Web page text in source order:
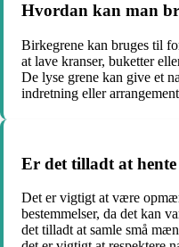
Hvordan kan man
Birkegrene kan bruges til
at lave kranser, buketter
De lyse grene kan give et
indretning eller
Er det tilladt at
Det er vigtigt at være
bestemmelser, da det kan
det tilladt at samle små